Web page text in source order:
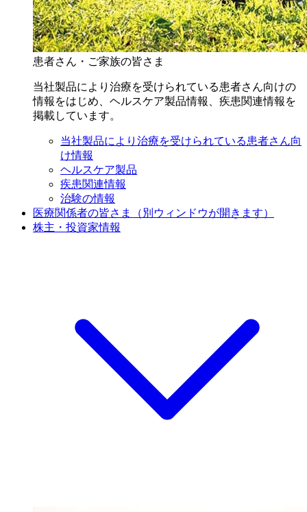
患者さん・ご家族の皆さま
当社製品により治療を受けられている患者さん向けの
情報をはじめ、ヘルスケア製品情報、疾患関連情報を
掲載しています。
当社製品により治療を受けられている患者さん向
け情報
ヘルスケア製品
疾患関連情報
治験の情報
医療関係者の皆さま
（別ウィンドウが開きます）
株主・投資家情報